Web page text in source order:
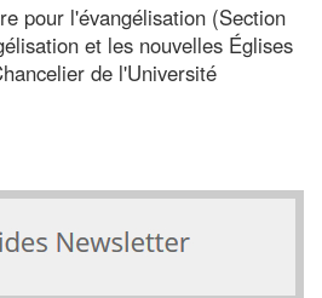
pour l'évangélisation (Section
et les nouvelles Églises
de l'Université